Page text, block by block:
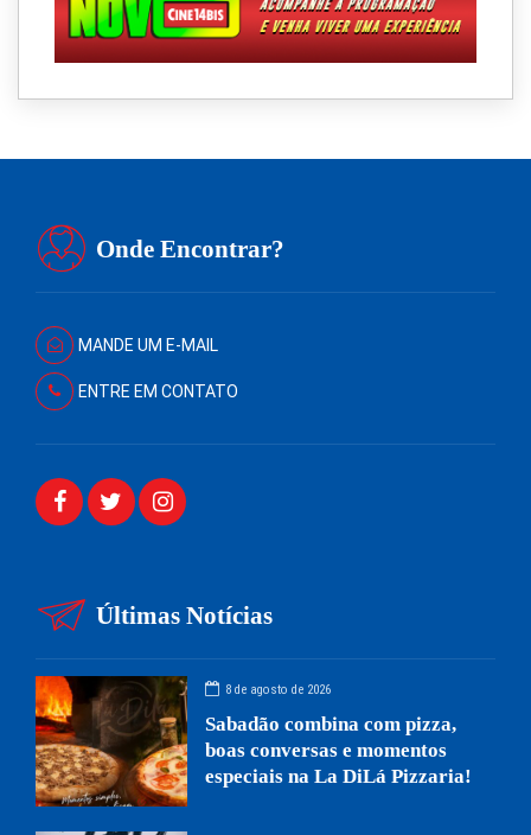
Onde Encontrar?
MANDE UM E-MAIL
ENTRE EM CONTATO
Últimas Notícias
8 de agosto de 2026
Sabadão combina com pizza,
boas conversas e momentos
especiais na La DiLá Pizzaria!